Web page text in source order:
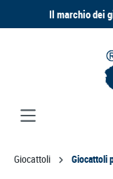
principaleIl marchio dei
Giocattoli Giocattoli